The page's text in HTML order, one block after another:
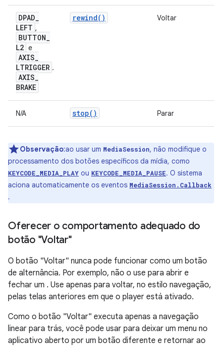
DPAD_
LEFT ,
BUTTON_
L2 e
AXIS_
LTRIGGER .
AXIS_
BRAKE
rewind() Voltar
N/A stop() Parar
Observação:ao usar um MediaSession, não modifique o
processamento dos botões específicos da mídia, como
KEYCODE_MEDIA_PLAY ou KEYCODE_MEDIA_PAUSE. O sistema
aciona automaticamente os eventos MediaSession.Callback
.
Oferecer o comportamento adequado do
botão "Voltar"
O botão "Voltar" nunca pode funcionar como um botão
de alternância. Por exemplo, não o use para abrir e
fechar um . Use apenas para voltar, no estilo navegação,
pelas telas anteriores em que o player está ativado.
Como o botão "Voltar" executa apenas a navegação
linear para trás, você pode usar para deixar um menu no
aplicativo aberto por um botão diferente e retornar ao